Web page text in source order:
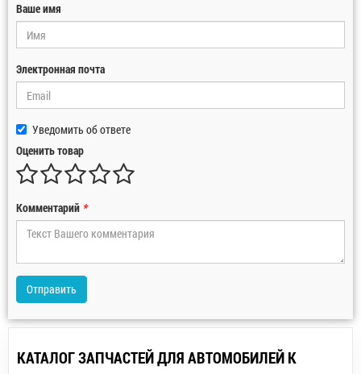
Ваше имя
Электронная почта
Уведомить об ответе
Оценить товар
Комментарий *
Отправить
КАТАЛОГ ЗАПЧАСТЕЙ ДЛЯ АВТОМОБИЛЕЙ К